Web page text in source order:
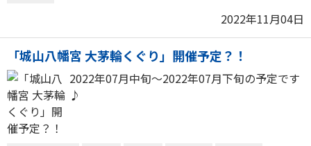
2022年11月04日
「城山八幡宮 大茅輪くぐり」開催予定？！
2022年07月中旬〜2022年07月下旬の予定です
♪